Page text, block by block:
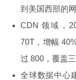
到美国西部的
CDN 领域，
70T，增幅
过 800，覆盖
全球数据中心